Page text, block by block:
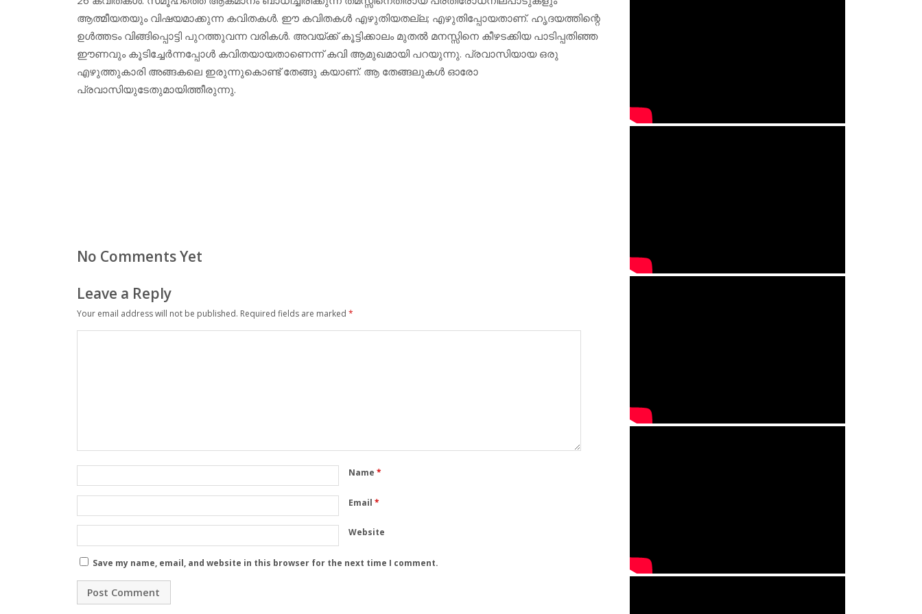
ആത്മീയതയും വിഷയമാക്കുന്ന കവിതകള്‍. ഈ കവിതകള്‍ എഴുതിയതല്ല; എഴുതിപ്പോയതാണ്. ഹൃദയത്തിന്റെ
ഉള്‍ത്തടം വിങ്ങിപ്പൊട്ടി പുറത്തുവന്ന വരികള്‍. അവയ്ക്ക് കൂട്ടിക്കാലം മുതല്‍ മനസ്സിനെ കീഴടക്കിയ പാടിപ്പതിഞ്ഞ
ഈണവും കൂടിച്ചേര്‍ന്നപ്പോള്‍ കവിതയായതാണെന്ന് കവി ആമുഖമായി പറയുന്നു. പ്രവാസിയായ ഒരു
എഴുത്തുകാരി അങ്ങകലെ ഇരുന്നുകൊണ്ട് തേങ്ങു കയാണ്. ആ തേങ്ങലുകള്‍ ഓരോ
പ്രവാസിയുടേതുമായിത്തീരുന്നു.
No Comments Yet
Leave a Reply
Your email address will not be published. Required fields are marked *
Name *
Email *
Website
Save my name, email, and website in this browser for the next time I comment.